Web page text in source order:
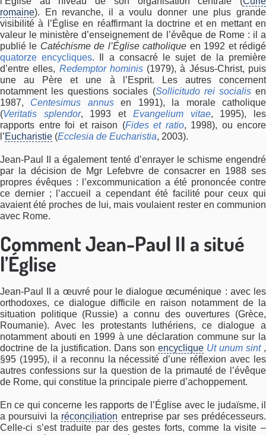
romaine). En revanche, il a voulu donner une plus grande
visibilité à l’Église en réaffirmant la doctrine et en mettant en
valeur le ministère d’enseignement de l’évêque de Rome : il a
publié le Catéchisme de l’Église catholique en 1992 et rédigé
quatorze encycliques. Il a consacré le sujet de la première
d’entre elles, Redemptor hominis(1979), à Jésus-Christ, puis
une au Père et une à l’Esprit. Les autres concernent
notamment les questions sociales (Sollicitudo rei socialisen
1987, Centesimus annusen 1991), la morale catholique
(Veritatis splendor, 1993 et Evangelium vitae, 1995), les
rapports entre foi et raison (Fides et ratio, 1998), ou encore
l’Eucharistie (Ecclesia de Eucharistia, 2003).
Jean-Paul II a également tenté d’enrayer le schisme engendré
par la décision de Mgr Lefebvre de consacrer en 1988 ses
propres évêques : l’excommunication a été prononcée contre
ce dernier ; l’accueil a cependant été facilité pour ceux qui
avaient été proches de lui, mais voulaient rester en communion
avec Rome.
Comment Jean-Paul II a situé
l’Église
Jean-Paul II a œuvré pour le dialogue œcuménique : avec les
orthodoxes, ce dialogue difficile en raison notamment de la
situation politique (Russie) a connu des ouvertures (Grèce,
Roumanie). Avec les protestants luthériens, ce dialogue a
notamment abouti en 1999 à une déclaration commune sur la
doctrine de la justification. Dans son encyclique Ut unum sint,
§95 (1995), il a reconnu la nécessité d’une réflexion avec les
autres confessions sur la question de la primauté de l’évêque
de Rome, qui constitue la principale pierre d’achoppement.
En ce qui concerne les rapports de l’Église avec le judaïsme, il
a poursuivi la réconciliation entreprise par ses prédécesseurs.
Celle-ci s’est traduite par des gestes forts, comme la visite –